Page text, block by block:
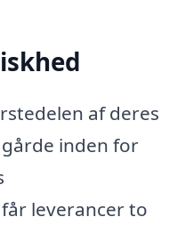
af deres
inden for
leverancer to